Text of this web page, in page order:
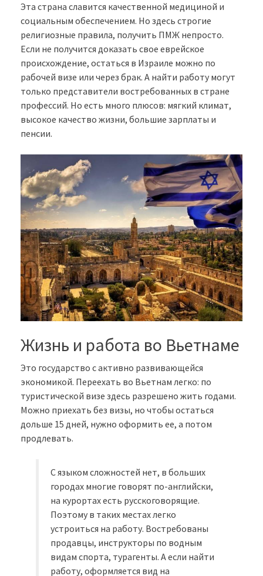
Эта страна славится качественной медициной и
социальным обеспечением. Но здесь строгие
религиозные правила, получить ПМЖ непросто.
Если не получится доказать свое еврейское
происхождение, остаться в Израиле можно по
рабочей визе или через брак. А найти работу могут
только представители востребованных в стране
профессий. Но есть много плюсов: мягкий климат,
высокое качество жизни, большие зарплаты и
пенсии.
Жизнь и работа во Вьетнаме
Это государство с активно развивающейся
экономикой. Переехать во Вьетнам легко: по
туристической визе здесь разрешено жить годами.
Можно приехать без визы, но чтобы остаться
дольше 15 дней, нужно оформить ее, а потом
продлевать.
С языком сложностей нет, в больших
городах многие говорят по-английски,
на курортах есть русскоговорящие.
Поэтому в таких местах легко
устроиться на работу. Востребованы
продавцы, инструкторы по водным
видам спорта, турагенты. А если найти
работу, оформляется вид на